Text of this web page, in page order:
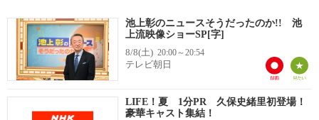
池上彰のニュースそうだったのか!! 池
上流映像ショーSP[字]
8/8(土) 20:00～20:54
テレビ朝日
LIFE！夏 1分PR 久保史緒里初登場！
豪華キャスト集結！